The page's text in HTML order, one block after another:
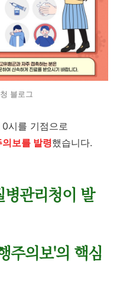
블로그
시를 기점으로
보를 발령했습니다.
관리청이 발
주의보'의 핵심